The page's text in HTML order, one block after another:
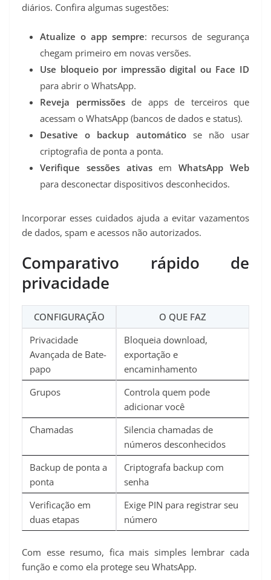
diários. Confira algumas sugestões:
Atualize o app sempre: recursos de segurança
chegam primeiro em novas versões.
Use bloqueio por impressão digital ou Face ID
para abrir o WhatsApp.
Reveja permissõesde apps de terceiros que
acessam o WhatsApp (bancos de dados e status).
Desative o backup automáticose não usar
criptografia de ponta a ponta.
Verifique sessões ativasemWhatsApp Web
para desconectar dispositivos desconhecidos.
Incorporar esses cuidados ajuda a evitar vazamentos
de dados, spam e acessos não autorizados.
Comparativo rápido de
privacidade
CONFIGURAÇÃO
O QUE FAZ
Privacidade
Avançada de Bate-
papo
Bloqueia download,
exportação e
encaminhamento
Grupos
Controla quem pode
adicionar você
Chamadas
Silencia chamadas de
números desconhecidos
Backup de ponta a
ponta
Criptografa backup com
senha
Verificação em
duas etapas
Exige PIN para registrar seu
número
Com esse resumo, fica mais simples lembrar cada
função e como ela protege seu WhatsApp.